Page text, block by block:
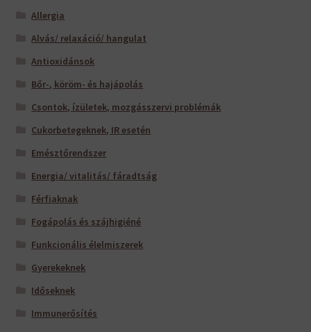
Allergia
Alvás/ relaxáció/ hangulat
Antioxidánsok
Bőr-, köröm- és hajápolás
Csontok, ízületek, mozgásszervi problémák
Cukorbetegeknek, IR esetén
Emésztőrendszer
Energia/ vitalitás/ fáradtság
Férfiaknak
Fogápolás és szájhigiéné
Funkcionális élelmiszerek
Gyerekeknek
Időseknek
Immunerősítés